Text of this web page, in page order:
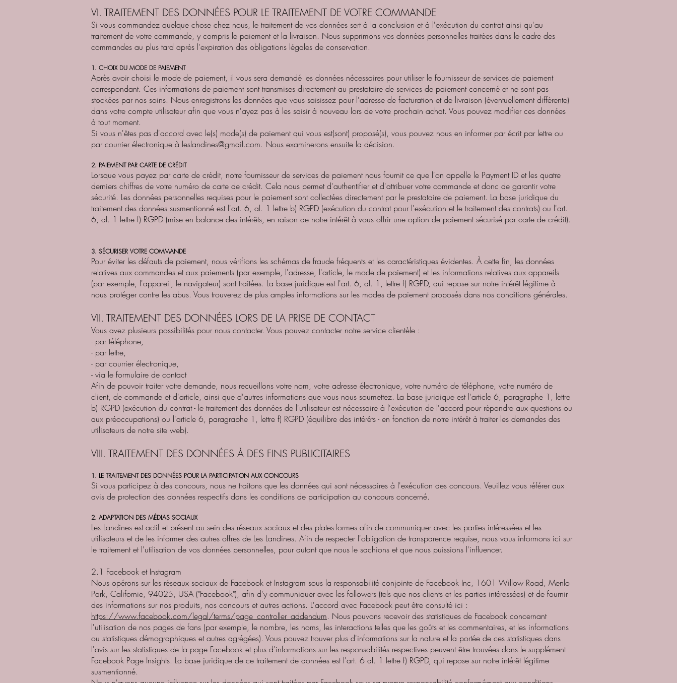
VI. TRAITEMENT DES DONNÉES POUR LE TRAITEMENT DE VOTRE COMMANDE
Si vous commandez quelque chose chez nous, le traitement de vos données sert à la conclusion et à l'exécution du contrat ainsi qu'au
traitement de votre commande, y compris le paiement et la livraison. Nous supprimons vos données personnelles traitées dans le cadre des
commandes au plus tard après l'expiration des obligations légales de conservation.
1. CHOIX DU MODE DE PAIEMENT
Après avoir choisi le mode de paiement, il vous sera demandé les données nécessaires pour utiliser le fournisseur de services de paiement
correspondant. Ces informations de paiement sont transmises directement au prestataire de services de paiement concerné et ne sont pas
stockées par nos soins. Nous enregistrons les données que vous saisissez pour l'adresse de facturation et de livraison (éventuellement différente)
dans votre compte utilisateur afin que vous n'ayez pas à les saisir à nouveau lors de votre prochain achat. Vous pouvez modifier ces données
à tout moment.
Si vous n'êtes pas d'accord avec le(s) mode(s) de paiement qui vous est(sont) proposé(s), vous pouvez nous en informer par écrit par lettre ou
par courrier électronique à leslandines@gmail.com. Nous examinerons ensuite la décision.
2. PAIEMENT PAR CARTE DE CRÉDIT
Lorsque vous payez par carte de crédit, notre fournisseur de services de paiement nous fournit ce que l'on appelle le Payment ID et les quatre
derniers chiffres de votre numéro de carte de crédit. Cela nous permet d'authentifier et d'attribuer votre commande et donc de garantir votre
sécurité. Les données personnelles requises pour le paiement sont collectées directement par le prestataire de paiement. La base juridique du
traitement des données susmentionné est l'art. 6, al. 1 lettre b) RGPD (exécution du contrat pour l'exécution et le traitement des contrats) ou l'art.
6, al. 1 lettre f) RGPD (mise en balance des intérêts, en raison de notre intérêt à vous offrir une option de paiement sécurisé par carte de crédit).
3. SÉCURISER VOTRE COMMANDE
Pour éviter les défauts de paiement, nous vérifions les schémas de fraude fréquents et les caractéristiques évidentes. À cette fin, les données
relatives aux commandes et aux paiements (par exemple, l'adresse, l'article, le mode de paiement) et les informations relatives aux appareils
(par exemple, l'appareil, le navigateur) sont traitées. La base juridique est l'art. 6, al. 1, lettre f) RGPD, qui repose sur notre intérêt légitime à
nous protéger contre les abus. Vous trouverez de plus amples informations sur les modes de paiement proposés dans nos conditions générales.
VII. TRAITEMENT DES DONNÉES LORS DE LA PRISE DE CONTACT
Vous avez plusieurs possibilités pour nous contacter. Vous pouvez contacter notre service clientèle :
- par téléphone,
- par lettre,
- par courrier électronique,
- via le formulaire de contact
Afin de pouvoir traiter votre demande, nous recueillons votre nom, votre adresse électronique, votre numéro de téléphone, votre numéro de
client, de commande et d'article, ainsi que d'autres informations que vous nous soumettez. La base juridique est l'article 6, paragraphe 1, lettre
b) RGPD (exécution du contrat - le traitement des données de l'utilisateur est nécessaire à l'exécution de l'accord pour répondre aux questions ou
aux préoccupations) ou l'article 6, paragraphe 1, lettre f) RGPD (équilibre des intérêts - en fonction de notre intérêt à traiter les demandes des
utilisateurs de notre site web).
VIII. TRAITEMENT DES DONNÉES À DES FINS PUBLICITAIRES
1. LE TRAITEMENT DES DONNÉES POUR LA PARTICIPATION AUX CONCOURS
Si vous participez à des concours, nous ne traitons que les données qui sont nécessaires à l'exécution des concours. Veuillez vous référer aux
avis de protection des données respectifs dans les conditions de participation au concours concerné.
2. ADAPTATION DES MÉDIAS SOCIAUX
Les Landines est actif et présent au sein des réseaux sociaux et des plates-formes afin de communiquer avec les parties intéressées et les
utilisateurs et de les informer des autres offres de Les Landines. Afin de respecter l'obligation de transparence requise, nous vous informons ici sur
le traitement et l'utilisation de vos données personnelles, pour autant que nous le sachions et que nous puissions l'influencer.
2.1 Facebook et Instagram
Nous opérons sur les réseaux sociaux de Facebook et Instagram sous la responsabilité conjointe de Facebook Inc, 1601 Willow Road, Menlo
Park, Californie, 94025, USA ("Facebook"), afin d'y communiquer avec les followers (tels que nos clients et les parties intéressées) et de fournir
des informations sur nos produits, nos concours et autres actions. L'accord avec Facebook peut être consulté ici :
https://www.facebook.com/legal/terms/page_controller_addendum. Nous pouvons recevoir des statistiques de Facebook concernant
l'utilisation de nos pages de fans (par exemple, le nombre, les noms, les interactions telles que les goûts et les commentaires, et les informations
ou statistiques démographiques et autres agrégées). Vous pouvez trouver plus d'informations sur la nature et la portée de ces statistiques dans
l'avis sur les statistiques de la page Facebook et plus d'informations sur les responsabilités respectives peuvent être trouvées dans le supplément
Facebook Page Insights. La base juridique de ce traitement de données est l'art. 6 al. 1 lettre f) RGPD, qui repose sur notre intérêt légitime
susmentionné.